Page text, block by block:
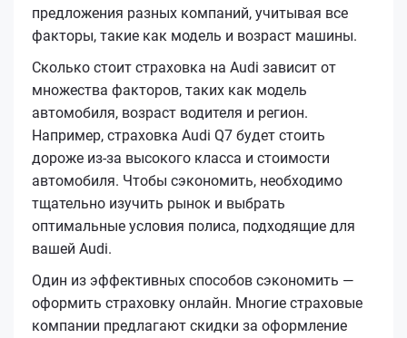
предложения разных компаний, учитывая все
факторы, такие как модель и возраст машины.
Сколько стоит страховка на Audi зависит от
множества факторов, таких как модель
автомобиля, возраст водителя и регион.
Например, страховка Audi Q7 будет стоить
дороже из-за высокого класса и стоимости
автомобиля. Чтобы сэкономить, необходимо
тщательно изучить рынок и выбрать
оптимальные условия полиса, подходящие для
вашей Audi.
Один из эффективных способов сэкономить —
оформить страховку онлайн. Многие страховые
компании предлагают скидки за оформление